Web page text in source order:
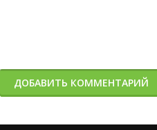
ДОБАВИТЬ КОММЕНТАРИЙ